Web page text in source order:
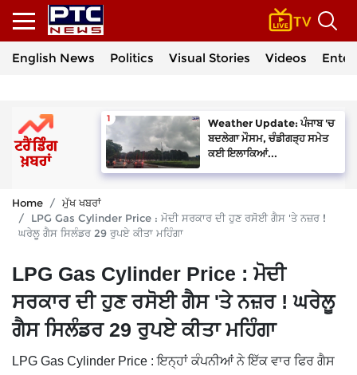
English News Politics Visual Stories Videos
Weather Update: ਪੰਜਾਬ 'ਚ
ਬਦਲੇਗਾ ਮੌਸਮ, ਚੰਡੀਗੜ੍ਹ ਸਮੇਤ
ਕਈ ਇਲਾਕਿਆਂ...
Home
ਮੁੱਖ ਖਬਰਾਂ
LPG Gas Cylinder Price : ਮੋਦੀ ਸਰਕਾਰ ਦੀ ਹੁਣ ਰਸੋਈ ਗੈਸ 'ਤੇ ਨਜ਼ਰ !
ਘਰੇਲੂ ਗੈਸ ਸਿਲੰਡਰ 29 ਰੁਪਏ ਕੀਤਾ ਮਹਿੰਗਾ
LPG Gas Cylinder Price : ਮੋਦੀ
ਸਰਕਾਰ ਦੀ ਹੁਣ ਰਸੋਈ ਗੈਸ 'ਤੇ ਨਜ਼ਰ ! ਘਰੇਲੂ
ਗੈਸ ਸਿਲੰਡਰ 29 ਰੁਪਏ ਕੀਤਾ ਮਹਿੰਗਾ
LPG Gas Cylinder Price : ਇਨ੍ਹਾਂ ਕੰਪਨੀਆਂ ਨੇ ਇੱਕ ਵਾਰ ਫਿਰ ਗੈਸ